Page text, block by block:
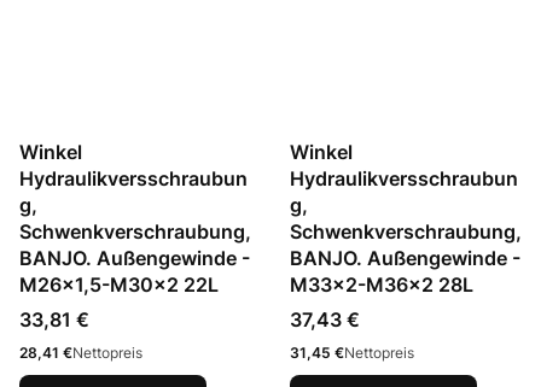
Winkel
Hydraulikversschraubun
g,
Schwenkverschraubung,
BANJO. Außengewinde -
M26x1,5-M30x2 22L
Preis
33,81 €
Preis
28,41 €Nettopreis
Winkel
Hydraulikversschraubun
g,
Schwenkverschraubung,
BANJO. Außengewinde -
M33x2-M36x2 28L
Preis
37,43 €
Preis
31,45 €Nettopreis